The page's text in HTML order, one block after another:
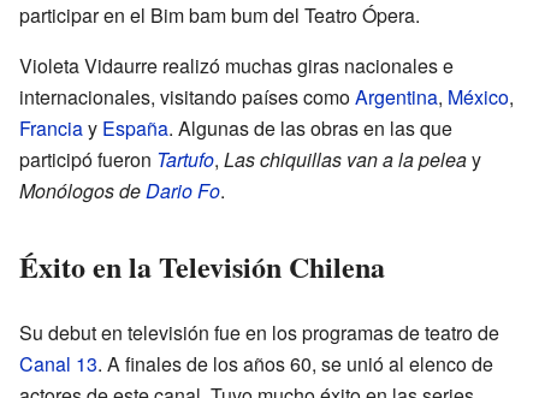
participar en el Bim bam bum del Teatro Ópera.
Violeta Vidaurre realizó muchas giras nacionales e
internacionales, visitando países comoArgentina, México,
Franciay España. Algunas de las obras en las que
participó fueron Tartufo, Las chiquillas van a la peleay
Monólogos deDario Fo.
Éxito en la Televisión Chilena
Su debut en televisión fue en los programas de teatro de
Canal 13. A finales de los años 60, se unió al elenco de